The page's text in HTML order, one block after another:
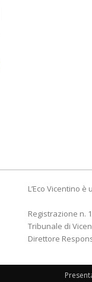
L’Eco Vicentino
Registrazione n.
Tribunale di
Direttore